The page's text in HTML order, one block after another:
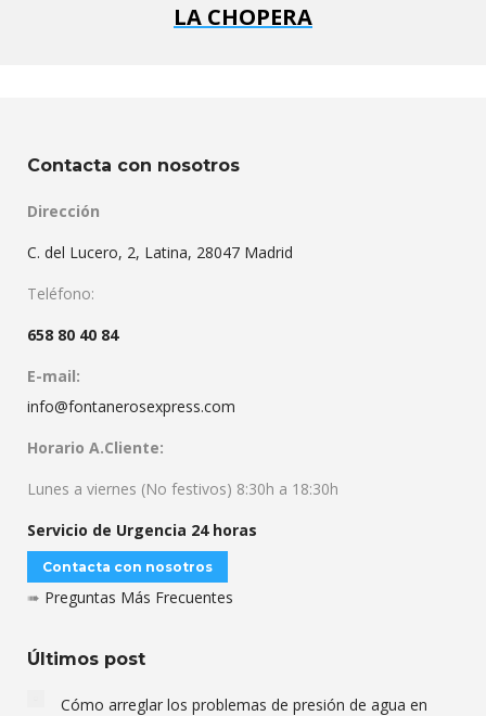
LA CHOPERA
Contacta con nosotros
Dirección
C. del Lucero, 2, Latina, 28047 Madrid
Teléfono:
658 80 40 84
E-mail:
info@fontanerosexpress.com
Horario A.Cliente:
Lunes a viernes (No festivos) 8:30h a 18:30h
Servicio de Urgencia 24 horas
Contacta con nosotros
➠ Preguntas Más Frecuentes
Últimos post
Cómo arreglar los problemas de presión de agua en